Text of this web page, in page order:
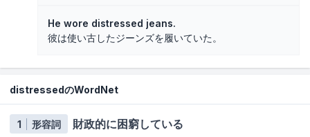
He wore distressed jeans.
彼は使い古したジーンズを履いていた。
distressedのWordNet
1 形容詞 財政的に困窮している